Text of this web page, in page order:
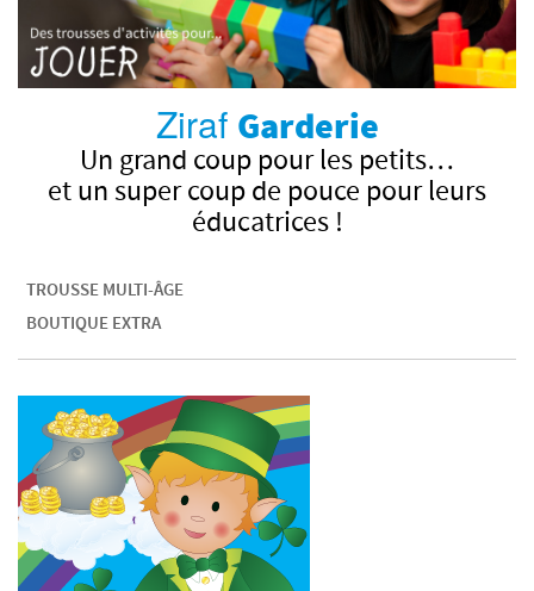
Ziraf Garderie
Un grand coup pour les petits…
et un super coup de pouce pour leurs
éducatrices !
TROUSSE MULTI-ÂGE
BOUTIQUE EXTRA